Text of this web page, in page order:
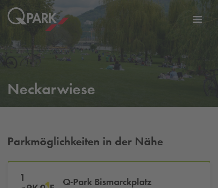
Zur
Neckarwiese
Parkmöglichkeiten in der Nähe
1 Q-Park Bismarckplatz